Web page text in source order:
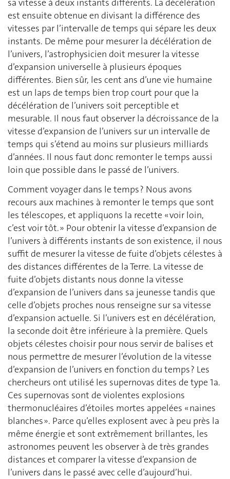
sa vitesse à deux instants différents. La décélération
est ensuite obtenue en divisant la différence des
vitesses par l’intervalle de temps qui sépare les deux
instants. De même pour mesurer la décélération de
l’univers, l’astrophysicien doit mesurer la vitesse
d’expansion universelle à plusieurs époques
différentes. Bien sûr, les cent ans d’une vie humaine
est un laps de temps bien trop court pour que la
décélération de l’univers soit perceptible et
mesurable. Il nous faut observer la décroissance de la
vitesse d’expansion de l’univers sur un intervalle de
temps qui s’étend au moins sur plusieurs milliards
d’années. Il nous faut donc remonter le temps aussi
loin que possible dans le passé de l’univers.
Comment voyager dans le temps ? Nous avons
recours aux machines à remonter le temps que sont
les télescopes, et appliquons la recette « voir loin,
c’est voir tôt. » Pour obtenir la vitesse d’expansion de
l’univers à différents instants de son existence, il nous
suffit de mesurer la vitesse de fuite d’objets célestes à
des distances différentes de la Terre. La vitesse de
fuite d’objets distants nous donne la vitesse
d’expansion de l’univers dans sa jeunesse tandis que
celle d’objets proches nous renseigne sur sa vitesse
d’expansion actuelle. Si l’univers est en décélération,
la seconde doit être inférieure à la première. Quels
objets célestes choisir pour nous servir de balises et
nous permettre de mesurer l’évolution de la vitesse
d’expansion de l’univers en fonction du temps ? Les
chercheurs ont utilisé les supernovas dites de type 1a.
Ces supernovas sont de violentes explosions
thermonucléaires d’étoiles mortes appelées « naines
blanches ». Parce qu’elles explosent avec à peu près la
même énergie et sont extrêmement brillantes, les
astronomes peuvent les observer à de très grandes
distances et comparer la vitesse d’expansion de
l’univers dans le passé avec celle d’aujourd’hui.